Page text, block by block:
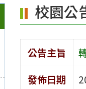
校園公
公告主旨
發佈日期